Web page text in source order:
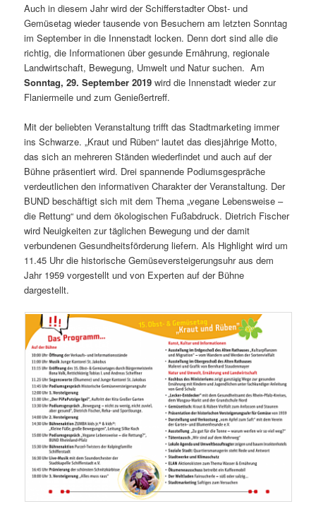
Auch in diesem Jahr wird der Schifferstadter Obst- und
Gemüsetag wieder tausende von Besuchern am letzten Sonntag
im September in die Innenstadt locken. Denn dort sind alle die
richtig, die Informationen über gesunde Ernährung, regionale
Landwirtschaft, Bewegung, Umwelt und Natur suchen. Am
Sonntag, 29. September 2019 wird die Innenstadt wieder zur
Flaniermeile und zum Genießertreff.
Mit der beliebten Veranstaltung trifft das Stadtmarketing immer
ins Schwarze. „Kraut und Rüben“ lautet das diesjährige Motto,
das sich an mehreren Ständen wiederfindet und auch auf der
Bühne präsentiert wird. Drei spannende Podiumsgespräche
verdeutlichen den informativen Charakter der Veranstaltung. Der
BUND beschäftigt sich mit dem Thema „vegane Lebensweise –
die Rettung“ und dem ökologischen Fußabdruck. Dietrich Fischer
wird Neuigkeiten zur täglichen Bewegung und der damit
verbundenen Gesundheitsförderung liefern. Als Highlight wird um
11.45 Uhr die historische Gemüseversteigerungsuhr aus dem
Jahr 1959 vorgestellt und von Experten auf der Bühne
dargestellt.